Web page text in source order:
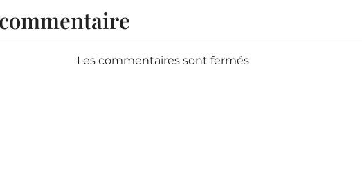
Les commentaires sont fermés